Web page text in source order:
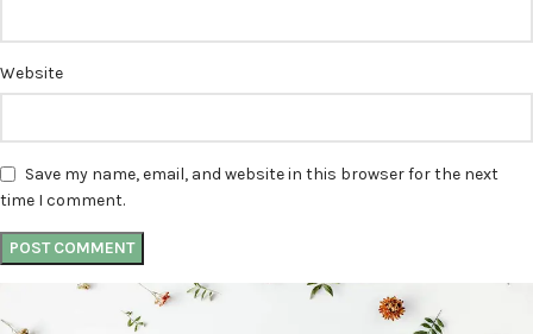
Website
Save my name, email, and website in this browser for the next
time I comment.